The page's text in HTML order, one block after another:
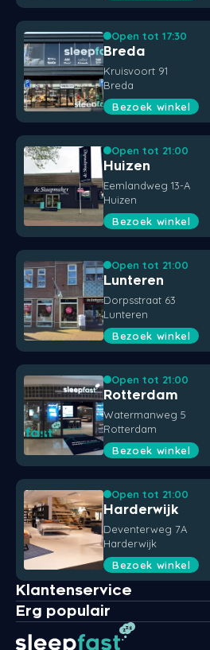
Open tot 17:30
Breda
Kruisvoort 91
Breda
Bezoek winkel
Open tot 21:00
Huizen
Eemlandweg 13-A
Huizen
Bezoek winkel
Open tot 21:00
Lunteren
Dorpsstraat 63
Lunteren
Bezoek winkel
Open tot 21:00
Rotterdam
Watermanweg 5
Rotterdam
Bezoek winkel
Open tot 21:00
Harderwijk
Deventerweg 7A
Harderwijk
Bezoek winkel
Klantenservice
Erg populair